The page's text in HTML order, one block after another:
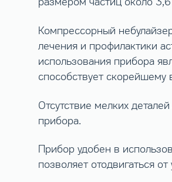
Компрессорный
лечения и профилактики
использования прибора
способствует
Отсутствие мелких
прибора.
Прибор удобен в
позволяет отодвигаться